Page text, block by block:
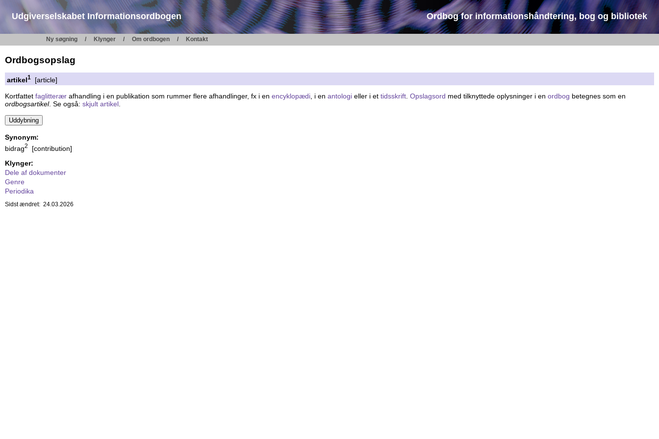
Udgiverselskabet Informationsordbogen Ordbog for informationshåndtering, bog og bibliotek
Ny søgning Klynger Om ordbogen Kontakt
Ordbogsopslag
artikel1 [article]
Kortfattet faglitterær afhandling i en publikation som rummer flere afhandlinger, fx i en encyklopædi, i en antologi eller i et tidsskrift. Opslagsord med tilknyttede oplysninger i en ordbog betegnes som en
ordbogsartikel. Se også: skjult artikel.
Synonym:
bidrag2
[contribution]
Klynger:
Dele af dokumenter
Genre
Periodika
Sidst ændret: 24.03.2026